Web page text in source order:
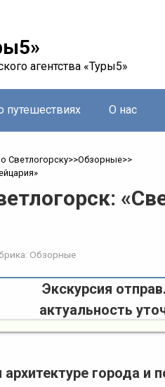
агентства «Туры5»
путешествиях О нас
Светлогорску>>Обзорные>>
Обзорные
Экскурсия
актуальность
архитектуре города